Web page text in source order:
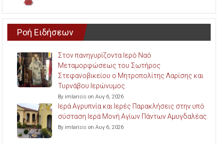
Ροή Ειδήσεων
Στον πανηγυρίζοντα Ιερό Ναό
Μεταμορφώσεως του Σωτήρος
Στεφανοβικείου ο Μητροπολίτης Λαρίσης και
Τυρνάβου Ιερώνυμος.
By imlarisis on Αυγ 6, 2026
Ιερά Αγρυπνία και Ιερές Παρακλήσεις στην υπό
σύσταση Ιερά Μονή Αγίων Πάντων Αμυγδαλέας.
By imlarisis on Αυγ 6, 2026